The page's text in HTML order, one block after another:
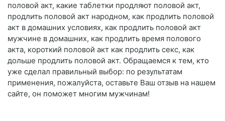
половой акт, какие таблетки продляют половой акт,
продлить половой акт народном, как продлить половой
акт в домашних условиях, как продлить половой акт
мужчине в домашних, как продлить время полового
акта, короткий половой акт как продлить секс, как
дольше продлить половой акт. Обращаемся к тем, кто
уже сделал правильный выбор: по результатам
применения, пожалуйста, оставьте Ваш отзыв на нашем
сайте, он поможет многим мужчинам!